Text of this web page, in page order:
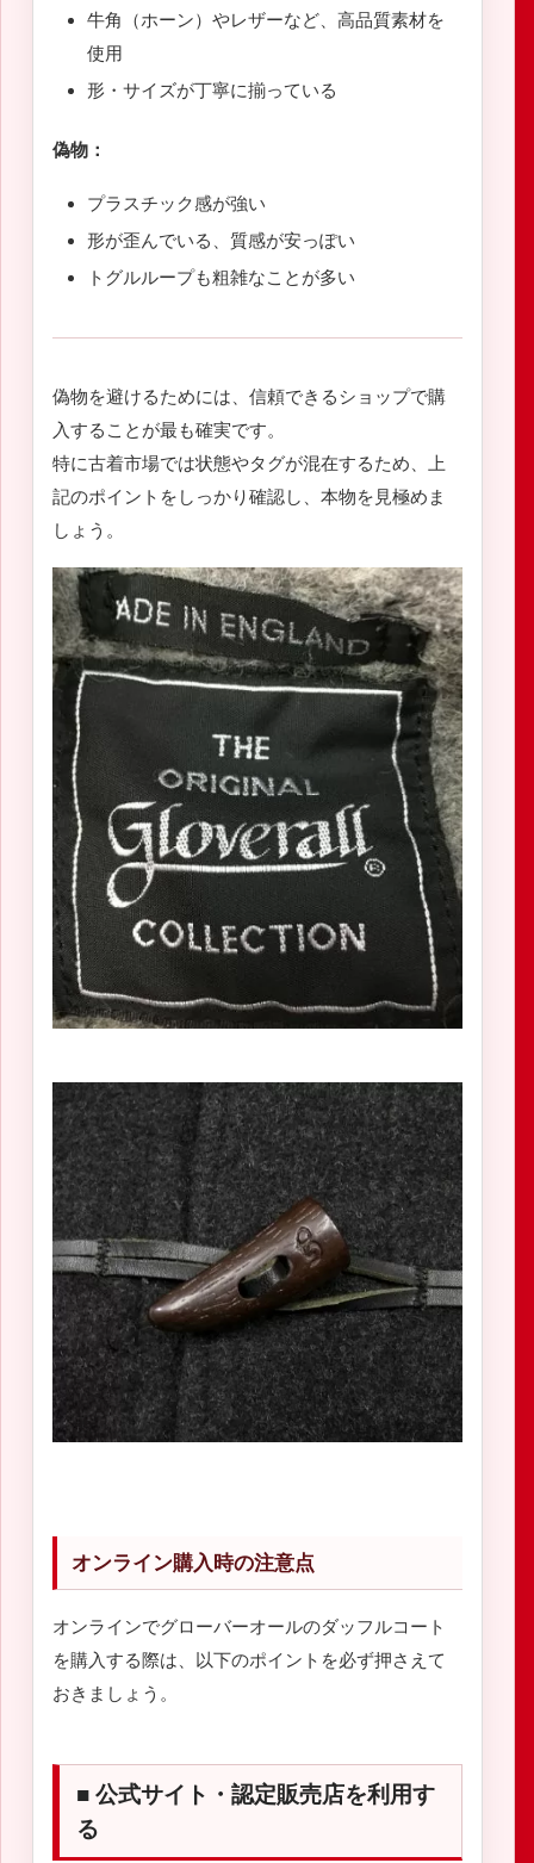
牛角（ホーン）やレザーなど、高品質素材を
使用
形・サイズが丁寧に揃っている
偽物：
プラスチック感が強い
形が歪んでいる、質感が安っぽい
トグルループも粗雑なことが多い
偽物を避けるためには、信頼できるショップで購
入することが最も確実です。
特に古着市場では状態やタグが混在するため、上
記のポイントをしっかり確認し、本物を見極めま
しょう。
オンライン購入時の注意点
オンラインでグローバーオールのダッフルコート
を購入する際は、以下のポイントを必ず押さえて
おきましょう。
■ 公式サイト・認定販売店を利用す
る